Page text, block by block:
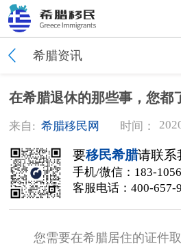
希腊资讯
在希腊退休的那些事，您都
来自: 希腊移民网 时间：
要移民希腊请联系
手机/微信： 183-
客服电话： 400-657-
您需要在希腊居住的证件取